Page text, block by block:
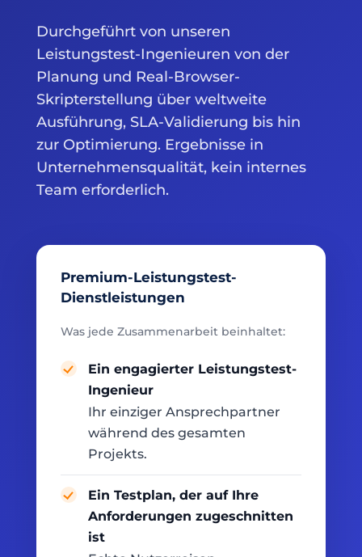
Durchgeführt von unseren
Leistungstest-Ingenieuren von der
Planung und Real-Browser-
Skripterstellung über weltweite
Ausführung, SLA-Validierung bis hin
zur Optimierung. Ergebnisse in
Unternehmensqualität, kein internes
Team erforderlich.
Premium-Leistungstest-
Dienstleistungen
Was jede Zusammenarbeit beinhaltet:
Ein engagierter Leistungstest-
Ingenieur
Ihr einziger Ansprechpartner
während des gesamten
Projekts.
Ein Testplan, der auf Ihre
Anforderungen zugeschnitten
ist